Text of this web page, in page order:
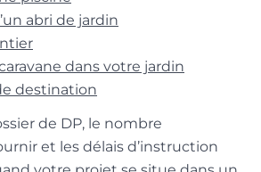
abri de jardin
dans votre jardin
destination
de DP, le nombre
et les délais d’instruction